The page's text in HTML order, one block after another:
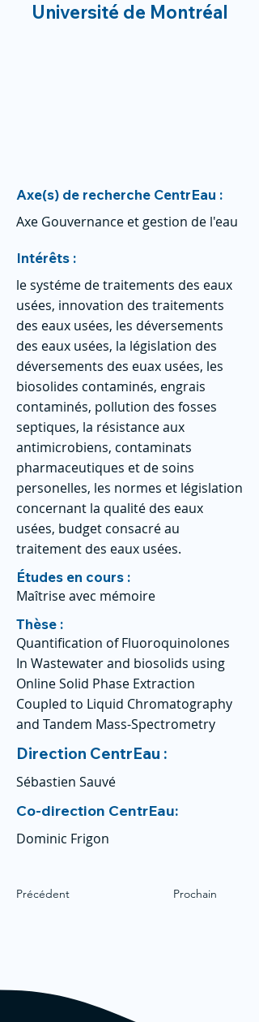
Université de Montréal
Axe(s) de recherche CentrEau :
Axe Gouvernance et gestion de l'eau
Intérêts :
le systéme de traitements des eaux
usées, innovation des traitements
des eaux usées, les déversements
des eaux usées, la législation des
déversements des euax usées, les
biosolides contaminés, engrais
contaminés, pollution des fosses
septiques, la résistance aux
antimicrobiens, contaminats
pharmaceutiques et de soins
personelles, les normes et législation
concernant la qualité des eaux
usées, budget consacré au
traitement des eaux usées.
Études en cours :
Maîtrise avec mémoire
Thèse :
Quantification of Fluoroquinolones
In Wastewater and biosolids using
Online Solid Phase Extraction
Coupled to Liquid Chromatography
and Tandem Mass-Spectrometry
Direction CentrEau :
Sébastien Sauvé
Co-direction CentrEau:
Dominic Frigon
Précédent Prochain